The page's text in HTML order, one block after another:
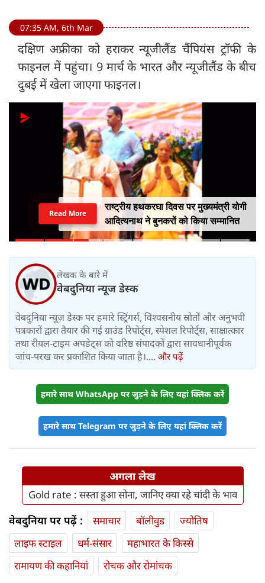
07:35 AM, 6th Mar
दक्षिण अफ्रीका को हराकर न्यूजीलैंड चैंपियंस ट्रॉफी के
फाइनल में पहुंचा। 9 मार्च के भारत और न्यूजीलैंड के बीच
दुबई में खेला जाएगा फाइनल।
राष्ट्रीय हथकरघा दिवस पर मुख्यमंत्री योगी
आदित्यनाथ ने बुनकरों को किया सम्मानित
Read More
लेखक के बारे में
वेबदुनिया न्यूज डेस्क
वेबदुनिया न्यूज़ डेस्क पर हमारे स्ट्रिंगर्स, विश्वसनीय स्रोतों और अनुभवी
पत्रकारों द्वारा तैयार की गई ग्राउंड रिपोर्ट्स, स्पेशल रिपोर्ट्स, साक्षात्कार
तथा रीयल-टाइम अपडेट्स को वरिष्ठ संपादकों द्वारा सावधानीपूर्वक
जांच-परख कर प्रकाशित किया जाता है।.... और पढ़ें
हमारे साथ WhatsApp पर जुड़ने के लिए यहां क्लिक करें
हमारे साथ Telegram पर जुड़ने के लिए यहां क्लिक करें
अगला लेख
Gold rate : सस्ता हुआ सोना, जानिए क्या रहे चांदी के भाव
वेबदुनिया पर पढ़ें : समाचार बॉलीवुड
ज्योतिष
लाइफ स्‍टाइल
धर्म-संसार
महाभारत के किस्से
रामायण की कहानियां
रोचक और रोमांचक